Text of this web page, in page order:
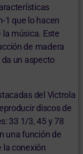
1 que lo hacen
música. Este
de madera
un aspecto
del Victrola
discos de
33 1/3, 45 y 78
una función de
conexión